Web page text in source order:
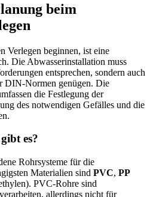
beim
Verlegen beginnen, ist eine
Die Abwasserinstallation muss
entsprechen, sondern auch
DIN-Normen genügen. Die
die Festlegung der
des notwendigen Gefälles und die
es?
Rohrsysteme für die
Materialien sind PVC, PP
PVC-Rohre sind
allerdings nicht für